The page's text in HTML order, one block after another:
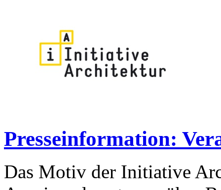
Presseinformation:
Das Motiv der Initiative